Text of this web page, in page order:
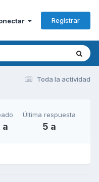
Registrar
Toda la actividad
a
Última respuesta
5 a